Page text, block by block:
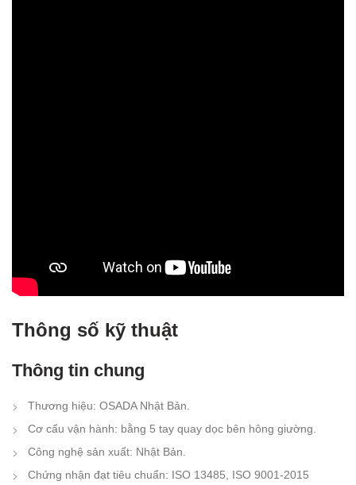
Thông số kỹ thuật
Thông tin chung
Thương hiệu: OSADA Nhật Bản.
Cơ cấu vận hành: bằng 5 tay quay dọc bên hông giường.
Công nghệ sản xuất: Nhật Bản.
Chứng nhận đạt tiêu chuẩn: ISO 13485, ISO 9001-2015